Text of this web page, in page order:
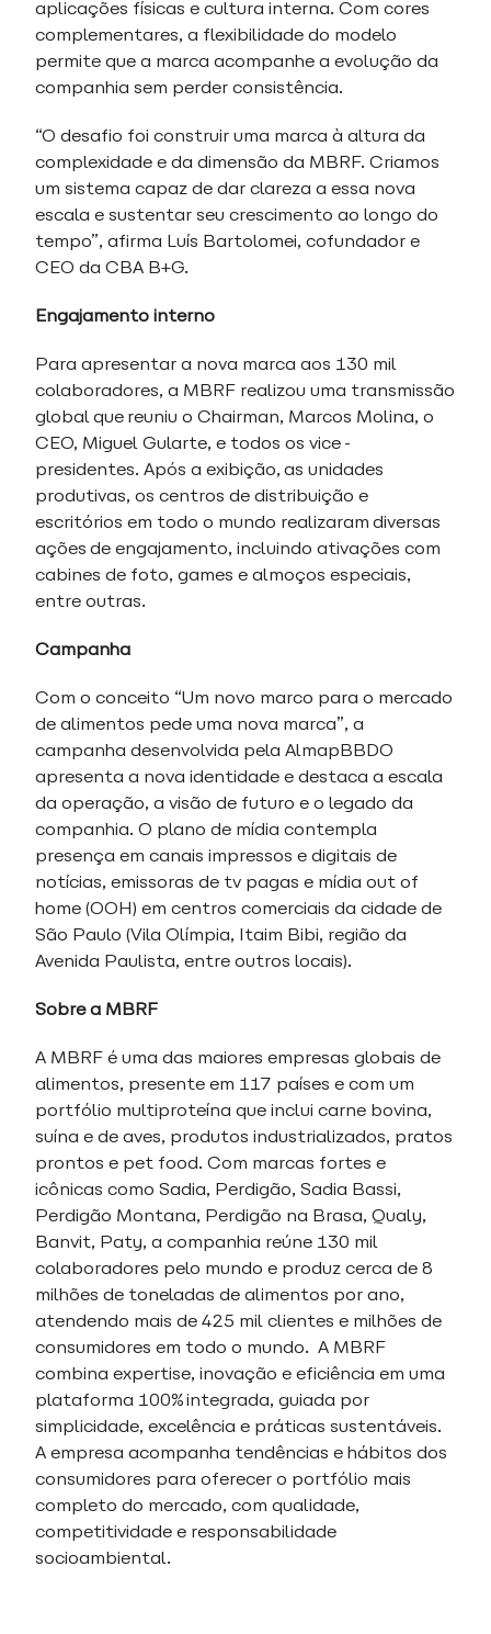
aplicações físicas e cultura interna. Com cores
complementares, a flexibilidade do modelo
permite que a marca acompanhe a evolução da
companhia sem perder consistência.
“O desafio foi construir uma marca à altura da
complexidade e da dimensão da MBRF. Criamos
um sistema capaz de dar clareza a essa nova
escala e sustentar seu crescimento ao longo do
tempo”, afirma Luís Bartolomei, cofundador e
CEO da CBA B+G.
Engajamento interno
Para apresentar a nova marca aos 130 mil
colaboradores, a MBRF realizou uma transmissão
global que reuniu o Chairman, Marcos Molina, o
CEO, Miguel Gularte, e todos os vice-
presidentes. Após a exibição, as unidades
produtivas, os centros de distribuição e
escritórios em todo o mundo realizaram diversas
ações de engajamento, incluindo ativações com
cabines de foto, games e almoços especiais,
entre outras.
Campanha
Com o conceito “Um novo marco para o mercado
de alimentos pede uma nova marca”, a
campanha desenvolvida pela AlmapBBDO
apresenta a nova identidade e destaca a escala
da operação, a visão de futuro e o legado da
companhia. O plano de mídia contempla
presença em canais impressos e digitais de
notícias, emissoras de tv pagas e mídia out of
home (OOH) em centros comerciais da cidade de
São Paulo (Vila Olímpia, Itaim Bibi, região da
Avenida Paulista, entre outros locais).
Sobre a MBRF
A MBRF é uma das maiores empresas globais de
alimentos, presente em 117 países e com um
portfólio multiproteína que inclui carne bovina,
suína e de aves, produtos industrializados, pratos
prontos e pet food. Com marcas fortes e
icônicas como Sadia, Perdigão, Sadia Bassi,
Perdigão Montana, Perdigão na Brasa, Qualy,
Banvit, Paty, a companhia reúne 130 mil
colaboradores pelo mundo e produz cerca de 8
milhões de toneladas de alimentos por ano,
atendendo mais de 425 mil clientes e milhões de
consumidores em todo o mundo. A MBRF
combina expertise, inovação e eficiência em uma
plataforma 100% integrada, guiada por
simplicidade, excelência e práticas sustentáveis.
A empresa acompanha tendências e hábitos dos
consumidores para oferecer o portfólio mais
completo do mercado, com qualidade,
competitividade e responsabilidade
socioambiental.